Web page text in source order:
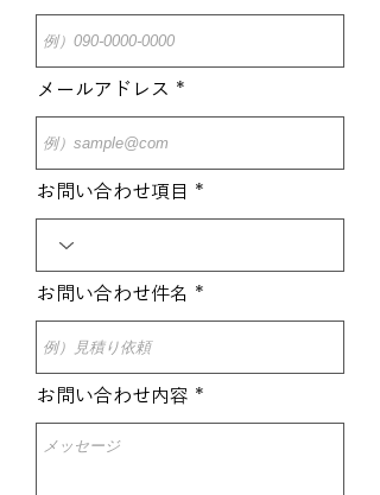
メールアドレス
お問い合わせ項目
お問い合わせ件名
お問い合わせ内容